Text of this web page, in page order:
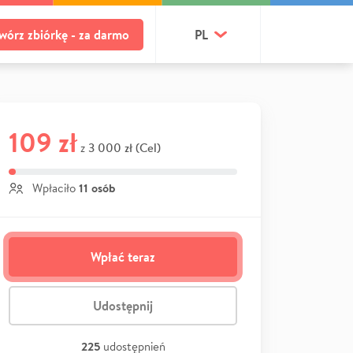
zbiórkę - za darmo PL
109 zł z 3 000 zł (Cel)
Wpłaciło 11 osób
Wpłać teraz
Udostępnij
225 udostępnień